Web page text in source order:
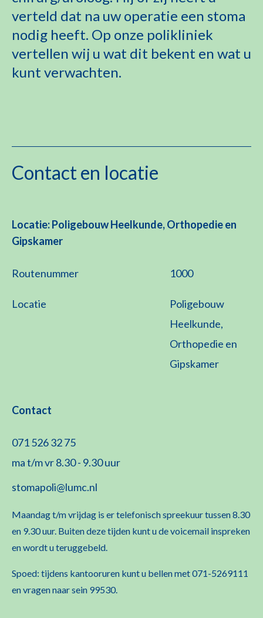
verteld dat na uw operatie een stoma
nodig heeft. Op onze polikliniek
vertellen wij u wat dit bekent en wat u
kunt verwachten.
Contact en locatie
Locatie: Poligebouw Heelkunde, Orthopedie en
Gipskamer
Routenummer 1000
Locatie
Poligebouw
Heelkunde,
Orthopedie en
Gipskamer
Contact
071 526 32 75
ma t/m vr 8.30 - 9.30 uur
stomapoli@lumc.nl
Maandag t/m vrijdag is er telefonisch spreekuur tussen 8.30
en 9.30 uur. Buiten deze tijden kunt u de voicemail inspreken
en wordt u teruggebeld.
Spoed: tijdens kantooruren kunt u bellen met 071-5269111
en vragen naar sein 99530.